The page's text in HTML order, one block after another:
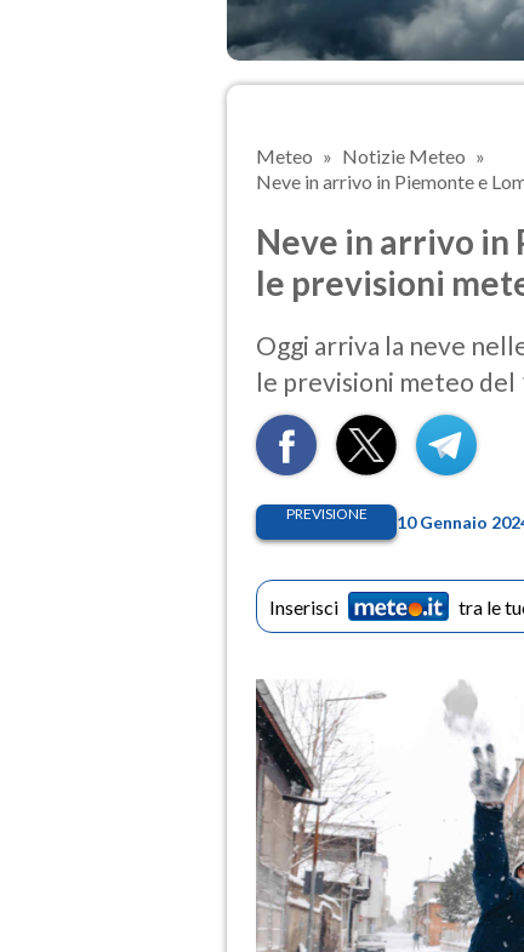
Meteo
Notizie Meteo
Neve in arrivo in Piemonte e
Neve in arrivo in
le previsioni
Oggi arriva la neve
le previsioni meteo del
PREVISIONE 10 Gennaio
Inserisci tra le